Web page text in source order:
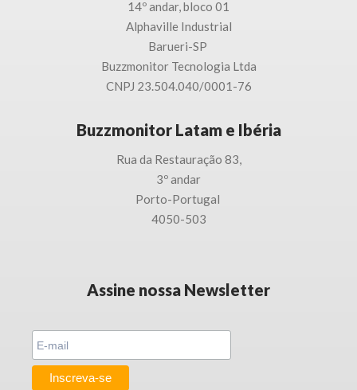
14º andar, bloco 01
Alphaville Industrial
Barueri-SP
Buzzmonitor Tecnologia Ltda
CNPJ 23.504.040/0001-76
Buzzmonitor Latam e Ibéria
Rua da Restauração 83,
3º andar
Porto-Portugal
4050-503
Assine nossa Newsletter